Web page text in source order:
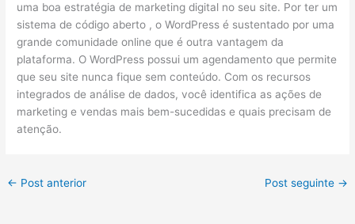
uma boa estratégia de marketing digital no seu site. Por ter um
sistema de código aberto , o WordPress é sustentado por uma
grande comunidade online que é outra vantagem da
plataforma. O WordPress possui um agendamento que permite
que seu site nunca fique sem conteúdo. Com os recursos
integrados de análise de dados, você identifica as ações de
marketing e vendas mais bem-sucedidas e quais precisam de
atenção.
← Post anterior Post seguinte →